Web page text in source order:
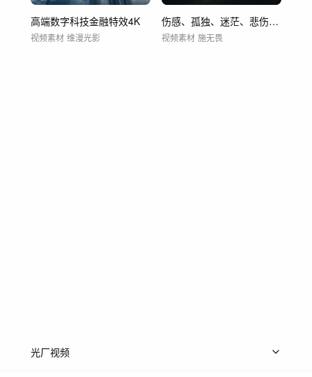
高端数字科技金融特效4K
视频素材 维漫光影
伤感、孤独、迷茫、悲伤、思念、逃避
视频素材 施无畏
光厂视频